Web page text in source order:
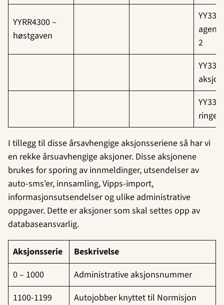
YYRR4300 –
høstgaven
2
I tillegg til disse årsavhengige aksjonsseriene så har vi
en rekke årsuavhengige aksjoner. Disse aksjonene
brukes for sporing av innmeldinger, utsendelser av
auto-sms’er, innsamling, Vipps-import,
informasjonsutsendelser og ulike administrative
oppgaver. Dette er aksjoner som skal settes opp av
databaseansvarlig.
Aksjonsserie
Beskrivelse
0 – 1000
Administrative aksjonsnummer
1100-1199
Autojobber knyttet til Normisjon